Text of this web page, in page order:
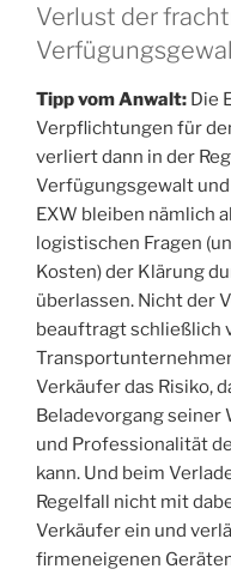
Verlust der
Tipp vom Anwalt: Die
Verpflichtungen für
verliert dann in der
Verfügungsgewalt
EXW bleiben nämlich
logistischen Fragen
Kosten) der Klärung
überlassen. Nicht der
beauftragt schließlich
Verkäufer das Risiko,
Beladevorgang seiner
und Professionalität
kann. Und beim
Regelfall nicht mit
Verkäufer ein und
firmeneigenen